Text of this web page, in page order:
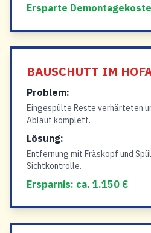
Ersparte
BAUSCHUTT IM
Problem:
Eingespülte Reste verhärteten
Ablauf komplett.
Lösung:
Entfernung mit Fräskopf und
Sichtkontrolle.
Ersparnis: ca. 1.150 €